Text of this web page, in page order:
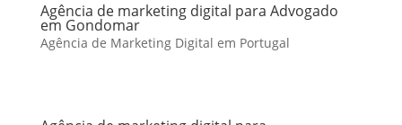
Agência de marketing digital para Advogado
em Gondomar
Agência de Marketing Digital em Portugal